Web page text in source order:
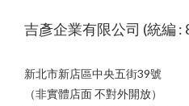
吉彥企業有限公司 (統編 :
新北市新店區中央五街39號
（非實體店面 不對外開放）